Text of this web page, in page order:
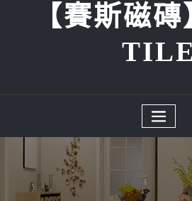
【賽斯磁
TILE